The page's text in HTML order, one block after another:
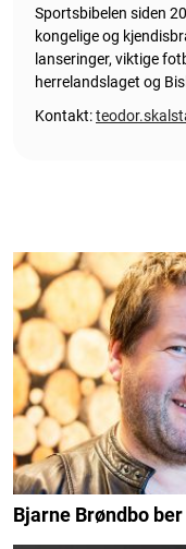
Sportsbibelen siden
kongelige og
lanseringer, viktige
herrelandslaget og
Kontakt:
Bjarne Brøndbo